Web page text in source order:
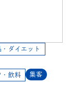
ダイエット
・飲料 集客